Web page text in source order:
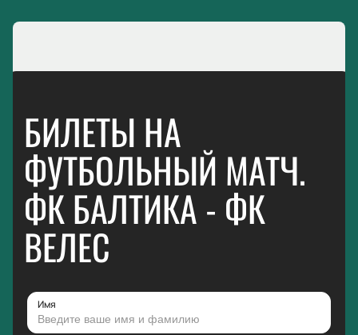
БИЛЕТЫ НА
ФУТБОЛЬНЫЙ МАТЧ.
ФК БАЛТИКА - ФК
ВЕЛЕС
Имя